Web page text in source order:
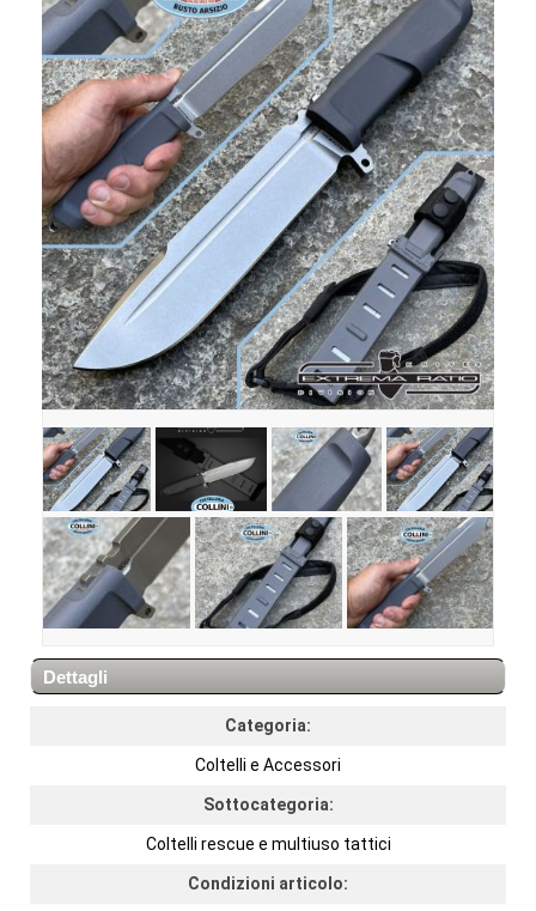
Dettagli
Categoria:
Coltelli e Accessori
Sottocategoria:
Coltelli rescue e multiuso tattici
Condizioni articolo: